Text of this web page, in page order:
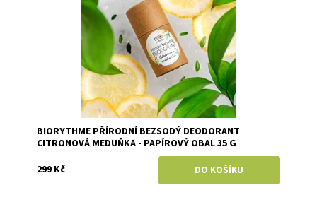
BIORYTHME PŘÍRODNÍ BEZSODÝ DEODORANT
CITRONOVÁ MEDUŇKA - PAPÍROVÝ OBAL 35 G
299 Kč